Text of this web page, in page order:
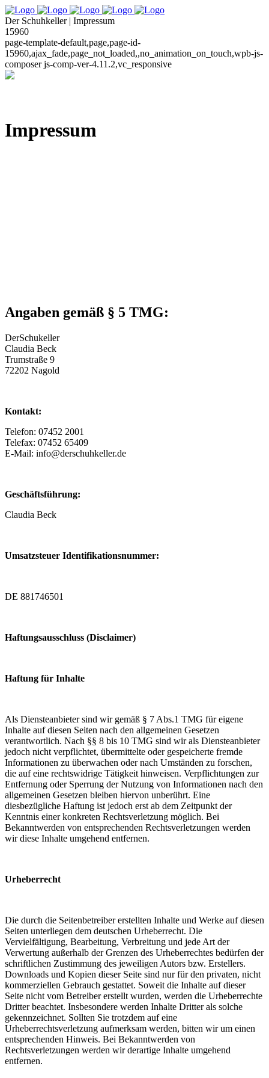
Der Schuhkeller | Impressum
15960
page-template-default,page,page-id-
15960,ajax_fade,page_not_loaded,,no_animation_on_touch,wpb-js-
composer js-comp-ver-4.11.2,vc_responsive
Impressum
Angaben gemäß § 5 TMG:
DerSchukeller
Claudia Beck
Trumstraße 9
72202 Nagold
Kontakt:
Telefon: 07452 2001
Telefax: 07452 65409
E-Mail: info@derschuhkeller.de
Geschäftsführung:
Claudia Beck
Umsatzsteuer Identifikationsnummer:
DE 881746501
Haftungsausschluss (Disclaimer)
Haftung für Inhalte
Als Diensteanbieter sind wir gemäß § 7 Abs.1 TMG für eigene
Inhalte auf diesen Seiten nach den allgemeinen Gesetzen
verantwortlich. Nach §§ 8 bis 10 TMG sind wir als Diensteanbieter
jedoch nicht verpflichtet, übermittelte oder gespeicherte fremde
Informationen zu überwachen oder nach Umständen zu forschen,
die auf eine rechtswidrige Tätigkeit hinweisen. Verpflichtungen zur
Entfernung oder Sperrung der Nutzung von Informationen nach den
allgemeinen Gesetzen bleiben hiervon unberührt. Eine
diesbezügliche Haftung ist jedoch erst ab dem Zeitpunkt der
Kenntnis einer konkreten Rechtsverletzung möglich. Bei
Bekanntwerden von entsprechenden Rechtsverletzungen werden
wir diese Inhalte umgehend entfernen.
Urheberrecht
Die durch die Seitenbetreiber erstellten Inhalte und Werke auf diesen
Seiten unterliegen dem deutschen Urheberrecht. Die
Vervielfältigung, Bearbeitung, Verbreitung und jede Art der
Verwertung außerhalb der Grenzen des Urheberrechtes bedürfen der
schriftlichen Zustimmung des jeweiligen Autors bzw. Erstellers.
Downloads und Kopien dieser Seite sind nur für den privaten, nicht
kommerziellen Gebrauch gestattet. Soweit die Inhalte auf dieser
Seite nicht vom Betreiber erstellt wurden, werden die Urheberrechte
Dritter beachtet. Insbesondere werden Inhalte Dritter als solche
gekennzeichnet. Sollten Sie trotzdem auf eine
Urheberrechtsverletzung aufmerksam werden, bitten wir um einen
entsprechenden Hinweis. Bei Bekanntwerden von
Rechtsverletzungen werden wir derartige Inhalte umgehend
entfernen.